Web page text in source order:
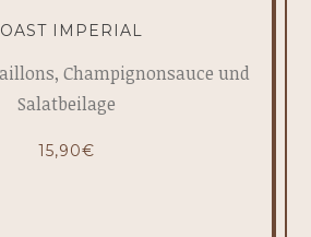
IMPERIAL
Champignonsauce und
Salatbeilage
15,90€